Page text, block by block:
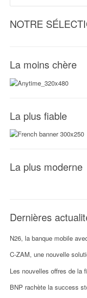
NOTRE
La moins chère
La plus fiable
La plus moderne
Dernières
N26, la banque mobile
C-ZAM, une nouvelle
Les nouvelles offres de la
BNP rachète la success